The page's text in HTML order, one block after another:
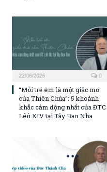
22/06/2026 0
“Mỗi trẻ em là một giấc mơ
của Thiên Chúa”: 5 khoảnh
khắc cảm động nhất của ĐTC
Lêô XIV tại Tây Ban Nha